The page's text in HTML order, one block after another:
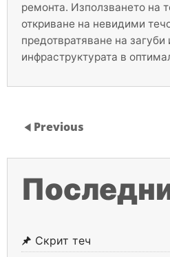
ремонта. Използването на
откриване на невидими
предотвратяване на загуби
инфраструктурата в
Previous
Скрит теч